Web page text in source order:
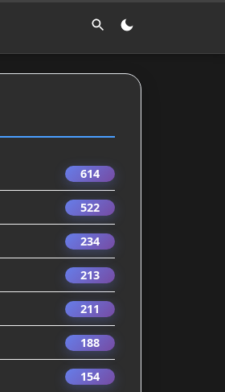
614
522
234
213
211
188
154